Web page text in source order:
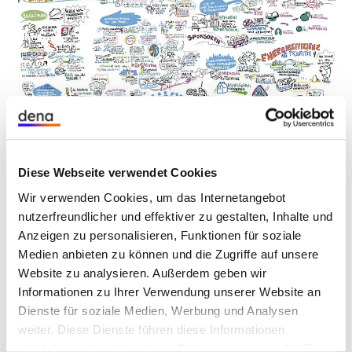
Diese Webseite verwendet Cookies
Wir verwenden Cookies, um das Internetangebot
nutzerfreundlicher und effektiver zu gestalten, Inhalte und
Anzeigen zu personalisieren, Funktionen für soziale
Medien anbieten zu können und die Zugriffe auf unsere
Website zu analysieren. Außerdem geben wir
Informationen zu Ihrer Verwendung unserer Website an
Dienste für soziale Medien, Werbung und Analysen
weiter. Diese Dienste führen diese Informationen
öffnet
in
einer
vergrößerten
Darstellung
© dena
Unterstützung und Veränderung gefragt
– unter anderem bei der
Förderlandschaft
In den anschließenden Beiträgen und
Diskussionen ging es um die Rolle der
Energieagenturen, der Kommunalaufsichten und